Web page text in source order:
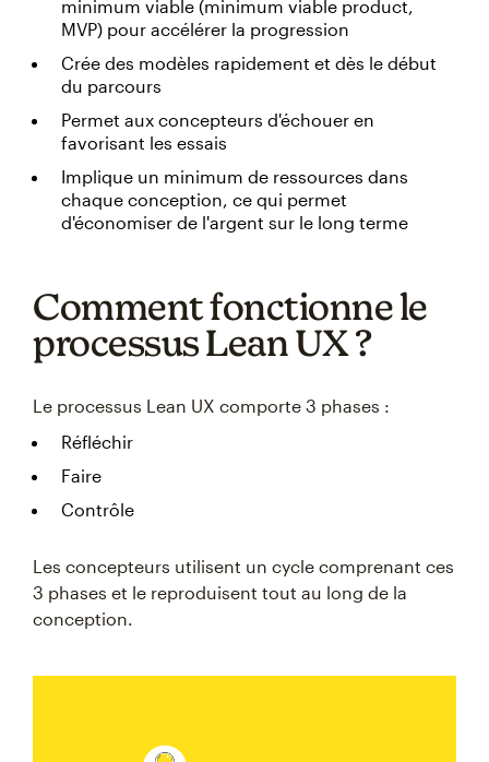
minimum viable (minimum viable product,
MVP) pour accélérer la progression
Crée des modèles rapidement et dès le début
du parcours
Permet aux concepteurs d'échouer en
favorisant les essais
Implique un minimum de ressources dans
chaque conception, ce qui permet
d'économiser de l'argent sur le long terme
Comment fonctionne le
processus Lean UX ?
Le processus Lean UX comporte 3 phases :
Réfléchir
Faire
Contrôle
Les concepteurs utilisent un cycle comprenant ces
3 phases et le reproduisent tout au long de la
conception.